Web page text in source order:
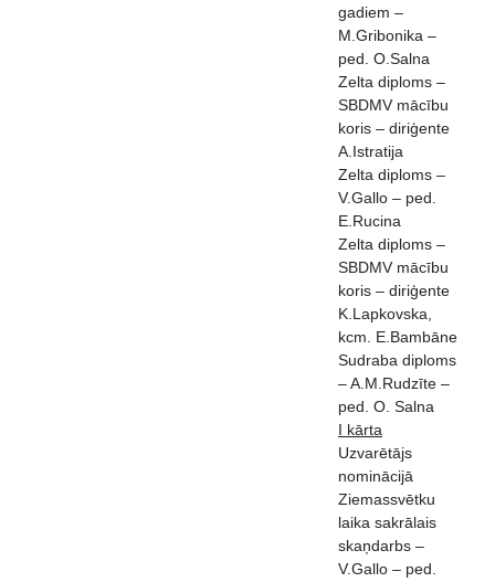
gadiem –
M.Gribonika –
ped. O.Salna
Zelta diploms –
SBDMV mācību
koris – diriģente
A.Istratija
Zelta diploms –
V.Gallo – ped.
E.Rucina
Zelta diploms –
SBDMV mācību
koris – diriģente
K.Lapkovska,
kcm. E.Bambāne
Sudraba diploms
– A.M.Rudzīte –
ped. O. Salna
I kārta
Uzvarētājs
nominācijā
Ziemassvētku
laika sakrālais
skaņdarbs –
V.Gallo – ped.